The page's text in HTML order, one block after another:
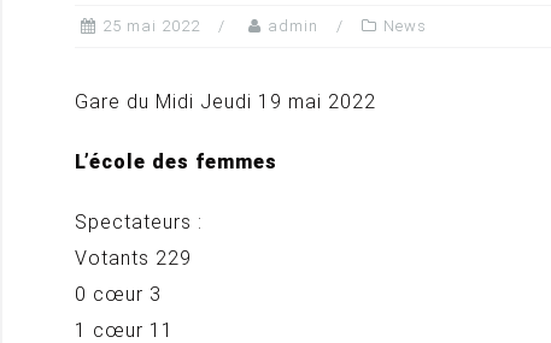
25 mai 2022 admin News
Gare du Midi Jeudi 19 mai 2022
L’école des femmes
Spectateurs :
Votants 229
0 cœur 3
1 cœur 11